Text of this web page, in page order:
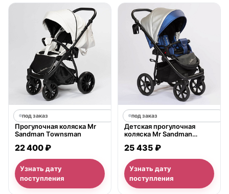
под заказ
Прогулочная коляска Mr
Sandman Townsman
22 400 ₽
Узнать дату
поступления
под заказ
Детская прогулочная
коляска Mr Sandman
25 435 ₽
Узнать дату
поступления